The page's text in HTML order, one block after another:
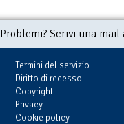
Problemi? Scrivi una
Termini del servizio
Diritto di recesso
Copyright
Privacy
Cookie policy